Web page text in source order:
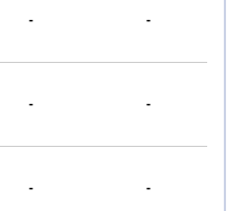
- -
- -
- -